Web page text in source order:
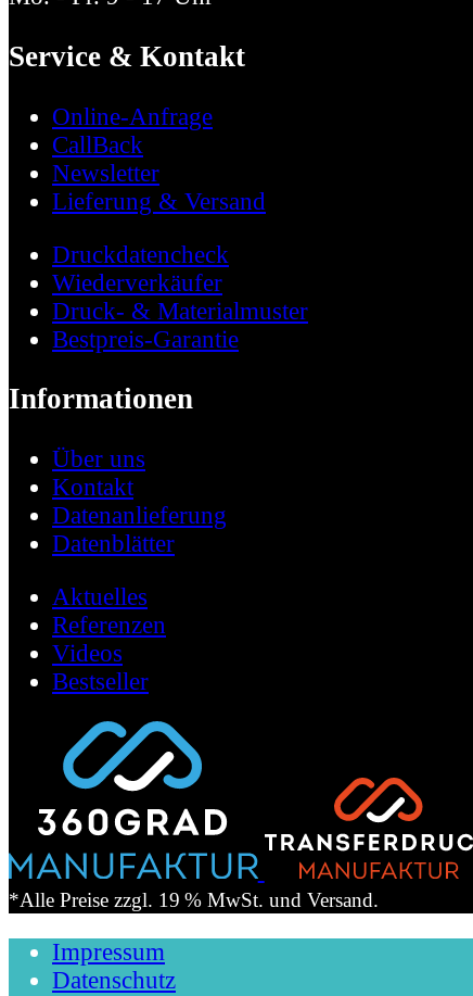
Service & Kontakt
Online-Anfrage
CallBack
Newsletter
Lieferung & Versand
Druckdatencheck
Wiederverkäufer
Druck- & Materialmuster
Bestpreis-Garantie
Informationen
Über uns
Kontakt
Datenanlieferung
Datenblätter
Aktuelles
Referenzen
Videos
Bestseller
*Alle Preise zzgl. 19 % MwSt. und Versand.
Impressum
Datenschutz